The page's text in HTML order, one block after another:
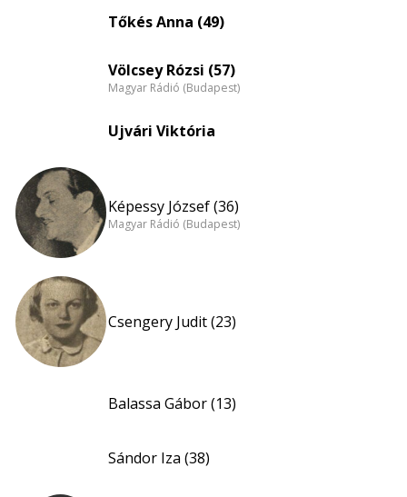
Tőkés Anna (49)
Völcsey Rózsi (57)
Magyar Rádió (Budapest)
Ujvári Viktória
Képessy József (36)
Magyar Rádió (Budapest)
Csengery Judit (23)
Balassa Gábor (13)
Sándor Iza (38)